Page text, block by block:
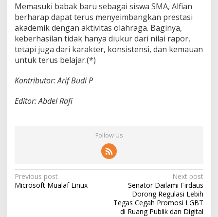
Memasuki babak baru sebagai siswa SMA, Alfian
berharap dapat terus menyeimbangkan prestasi
akademik dengan aktivitas olahraga. Baginya,
keberhasilan tidak hanya diukur dari nilai rapor,
tetapi juga dari karakter, konsistensi, dan kemauan
untuk terus belajar.(*)
Kontributor: Arif Budi P
Editor: Abdel Rafi
Follow Us
P
o
Previous post
Microsoft Mualaf Linux
Next post
Senator Dailami Firdaus
Dorong Regulasi Lebih
Tegas Cegah Promosi LGBT
di Ruang Publik dan Digital